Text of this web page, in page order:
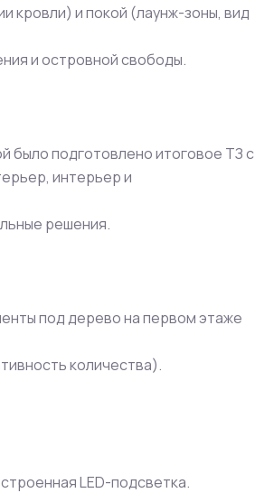
кровли) и покой (лаунж-зоны, вид
и островной свободы.
было подготовлено итоговое ТЗ с
интерьер и
решения.
под дерево на первом этаже
количества).
LED-подсветка.